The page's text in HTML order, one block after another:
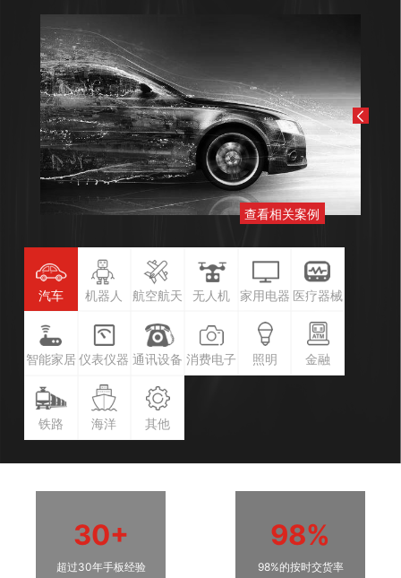
查看相关案例
汽车 机器人 航空航天 无人机 家用电器 医疗器械
智能家居 仪表仪器 通讯设备 消费电子 照明 金融
铁路 海洋 其他
30+
超过30年手板经验
98%
98%的按时交货率